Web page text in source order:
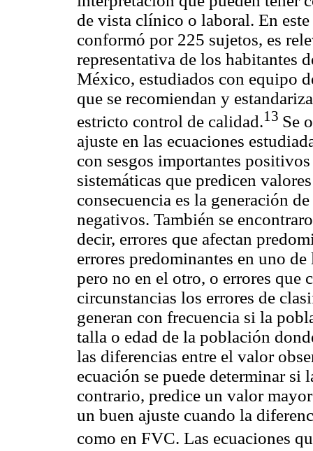
de vista clínico o laboral. En
conformó por 225 sujetos, es
representativa de los habitantes
México, estudiados con equipo
que se recomiendan y
estricto control de calidad.13 Se
ajuste en las ecuaciones
con sesgos importantes
sistemáticas que predicen
consecuencia es la generación
negativos. También se
decir, errores que afectan
errores predominantes en uno
pero no en el otro, o errores que
circunstancias los errores de
generan con frecuencia si la
talla o edad de la población
las diferencias entre el valor
ecuación se puede determinar si
contrario, predice un valor
un buen ajuste cuando la
como en FVC. Las ecuaciones